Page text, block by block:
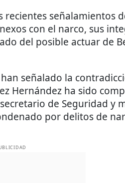
recientes señalamientos
con el narco, sus
del posible actuar de
señalado la
Hernández ha sido
de Seguridad y
por delitos de